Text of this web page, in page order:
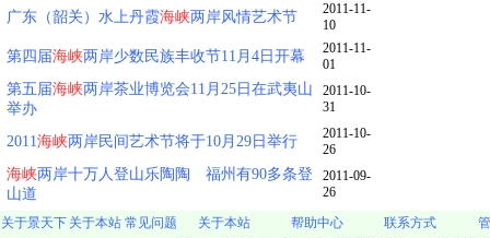
广东（韶关）水上丹霞海峡两岸风情艺术节
2011-11-
10
第四届海峡两岸少数民族丰收节11月4日开幕
2011-11-
01
第五届海峡两岸茶业博览会11月25日在武夷山
举办
2011-10-
31
2011海峡两岸民间艺术节将于10月29日举行
2011-10-
26
海峡两岸十万人登山乐陶陶 福州有90多条登
山道
2011-09-
26
关于景天下 关于本站 常见问题 关于本站 帮助中心 联系方式